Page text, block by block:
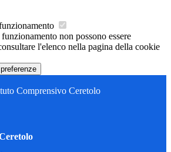
non possono essere
l'elenco nella pagina della cookie
Comprensivo Ceretolo